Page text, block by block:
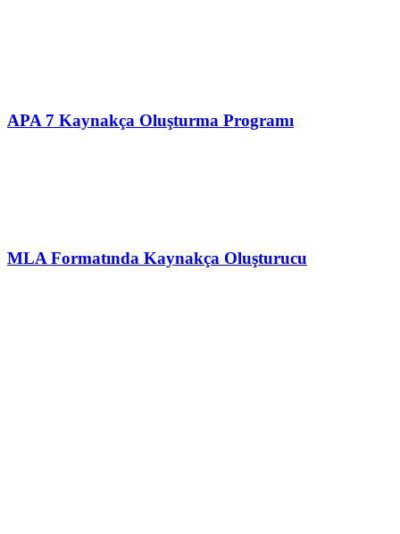
APA 7 Kaynakça Oluşturma Programı
MLA Formatında Kaynakça Oluşturucu